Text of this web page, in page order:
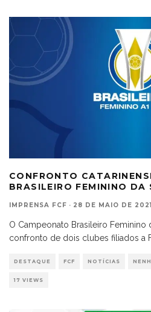
CONFRONTO
BRASILEIRO FEMININO DA
IMPRENSA FCF · 28 DE MAIO DE 2021
O Campeonato Brasileiro Feminino
confronto de dois clubes filiados a
DESTAQUE FCF NOTÍCIAS
17 VIEWS